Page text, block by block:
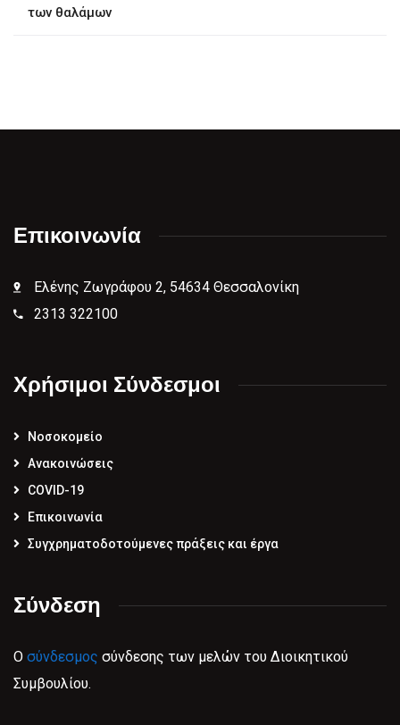
των θαλάμων
Επικοινωνία
Ελένης Ζωγράφου 2, 54634 Θεσσαλονίκη
2313 322100
Χρήσιμοι Σύνδεσμοι
Νοσοκομείο
Ανακοινώσεις
COVID-19
Επικοινωνία
Συγχρηματοδοτούμενες πράξεις και έργα
Σύνδεση
Ο σύνδεσμος σύνδεσης των μελών του Διοικητικού
Συμβουλίου.